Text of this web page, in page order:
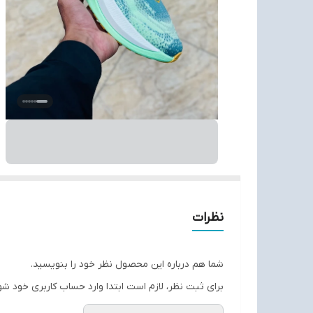
نظرات
شما هم درباره این محصول نظر خود را بنویسید.
برای ثبت نظر، لازم است ابتدا وارد حساب کاربری خود